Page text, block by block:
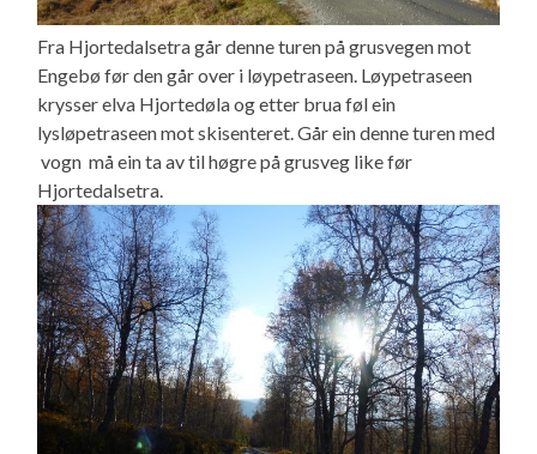
Fra Hjortedalsetra går denne turen på grusvegen mot
Engebø før den går over i løypetraseen. Løypetraseen
krysser elva Hjortedøla og etter brua føl ein
lysløpetraseen mot skisenteret. Går ein denne turen med
vogn må ein ta av til høgre på grusveg like før
Hjortedalsetra.